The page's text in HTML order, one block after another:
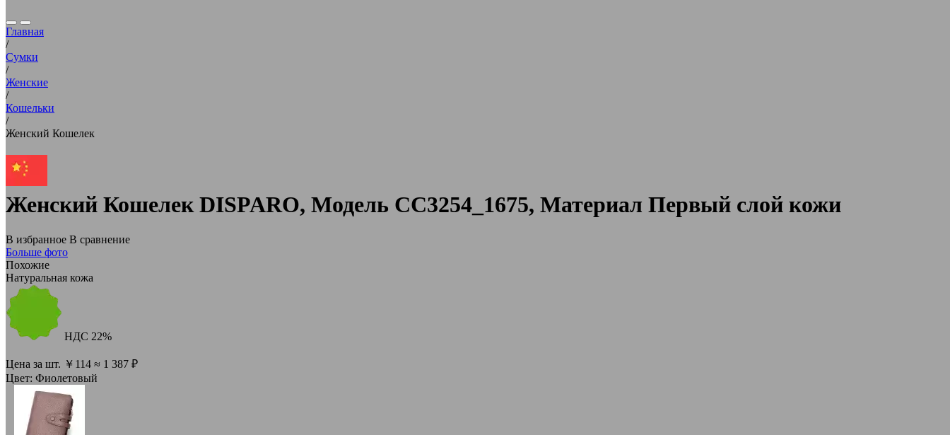
Главная
/
Сумки
/
Женские
/
Кошельки
/
Женский Кошелек
Женский Кошелек DISPARO, Модель CC3254_1675, Материал Первый слой кожи
В избранное В сравнение
Больше фото
Похожие
Натуральная кожа
НДС 22%
Цена за шт. ￥ 114 ≈ 1 387 ₽
Цвет: Фиолетовый